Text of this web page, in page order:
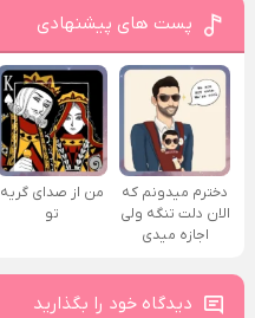
پست های پیشنهادی
دخترم میدونم که
الان دلت تنگه ولی
اجازه میدی
من از صدای گريه
تو
دیدگاه خود را بگذارید